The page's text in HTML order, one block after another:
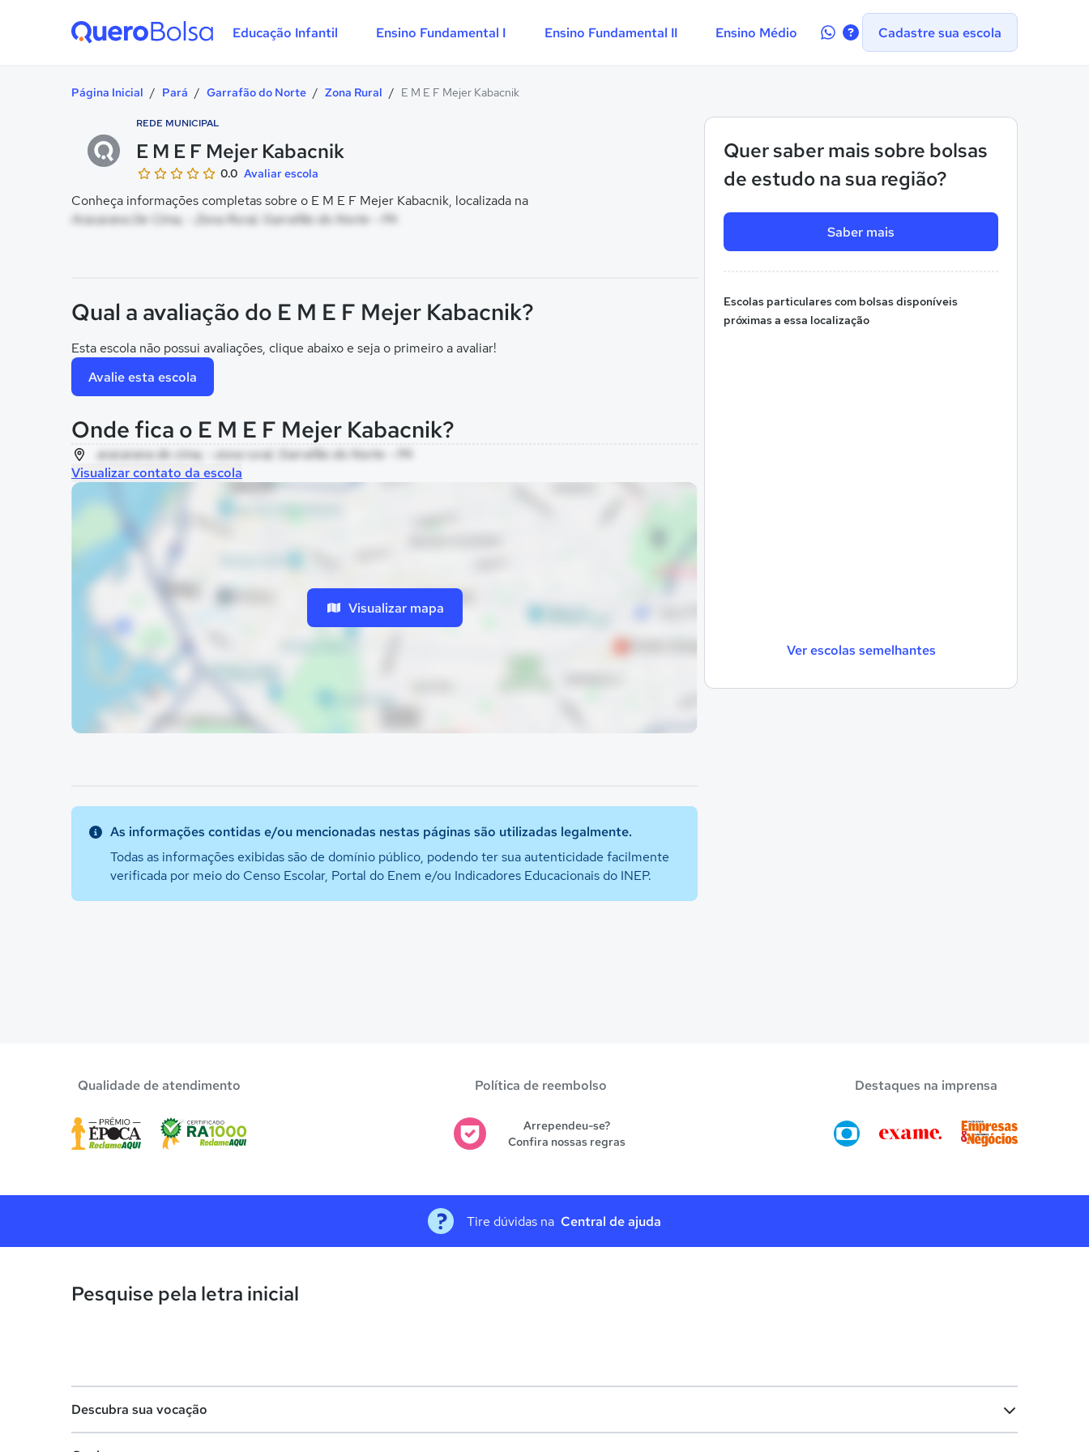
Educação Infantil Ensino Fundamental I Ensino Fundamental II Ensino Médio
Contate-Cadastre sua escola
Página Inicial / Pará / Garrafão do Norte / Zona Rural / E M E F Mejer Kabacnik
REDE MUNICIPAL
E M E F Mejer Kabacnik
0.0 Avaliar escola
Conheça informações completas sobre o E M E F Mejer Kabacnik, localizada na
Aracarana De Cima, - Zona Rural, Garrafão do Norte - PA
Quer saber mais sobre bolsas
de estudo na sua região?
Saber mais
Escolas particulares com bolsas disponíveis
próximas a essa localização
Ver escolas semelhantes
Qual a avaliação do E M E F Mejer Kabacnik?
Esta escola não possui avaliações, clique abaixo e seja o primeiro a avaliar!
Avalie esta escola
Onde fica o E M E F Mejer Kabacnik?
aracarana de cima, - zona rural, Garrafão do Norte - PA
Visualizar contato da escola
Visualizar mapa
As informações contidas e/ou mencionadas nestas páginas são utilizadas legalmente.
Todas as informações exibidas são de domínio público, podendo ter sua autenticidade facilmente
verificada por meio do Censo Escolar, Portal do Enem e/ou Indicadores Educacionais do INEP.
Qualidade de atendimento Política de reembolso
Arrependeu-se?
Confira nossas regras
Destaques na imprensa
Tire dúvidas na Central de ajuda
Pesquise pela letra inicial
Descubra sua vocação